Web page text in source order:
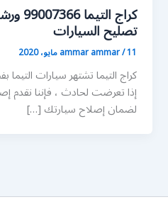
كراج
تصليح السيارات
ammar ammar/11 مايو، 2020
كراج التيما تشتهر سيارات التيما
إذا تعرضت لحادث ، فإننا نقدم
لضمان إصلاح سيارتك […]